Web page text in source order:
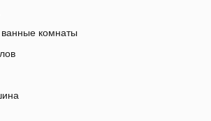
комнаты